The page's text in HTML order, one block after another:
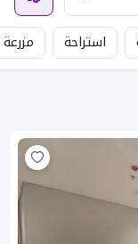
استراحة مزرعة